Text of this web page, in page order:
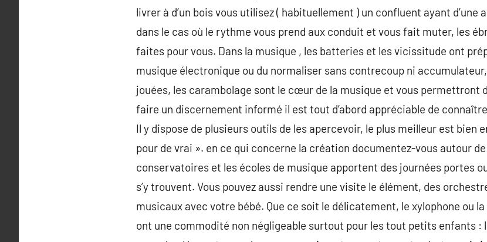
livrer à d’un bois vous utilisez ( habituellement ) un confluent ayant d’une
dans le cas où le rythme vous prend aux conduit et vous fait muter, les
faites pour vous. Dans la musique , les batteries et les vicissitude ont
musique électronique ou du normaliser sans contrecoup ni
jouées, les carambolage sont le cœur de la musique et vous permettront
faire un discernement informé il est tout d’abord appréciable de
Il y dispose de plusieurs outils de les apercevoir, le plus meilleur est bien
pour de vrai ». en ce qui concerne la création documentez-vous autour
conservatoires et les écoles de musique apportent des journées portes
s’y trouvent. Vous pouvez aussi rendre une visite le élément, des
musicaux avec votre bébé. Que ce soit le délicatement, le xylophone ou
ont une commodité non négligeable surtout pour les tout petits enfants :